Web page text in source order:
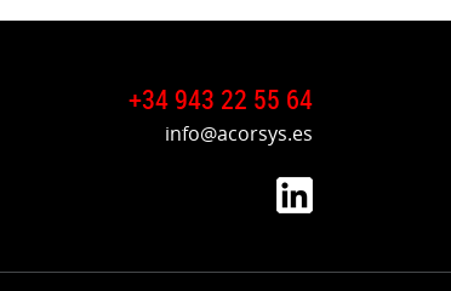
+34 943 22 55 64
info@acorsys.es